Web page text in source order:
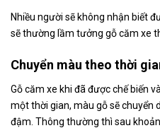
Nhiều người sẽ không nhận biết
sẽ thường lầm tưởng gỗ căm xe
Chuyển màu theo thời
Gỗ căm xe khi đã được chế biến
một thời gian, màu gỗ sẽ chuyển
đậm. Thông thường thì sau